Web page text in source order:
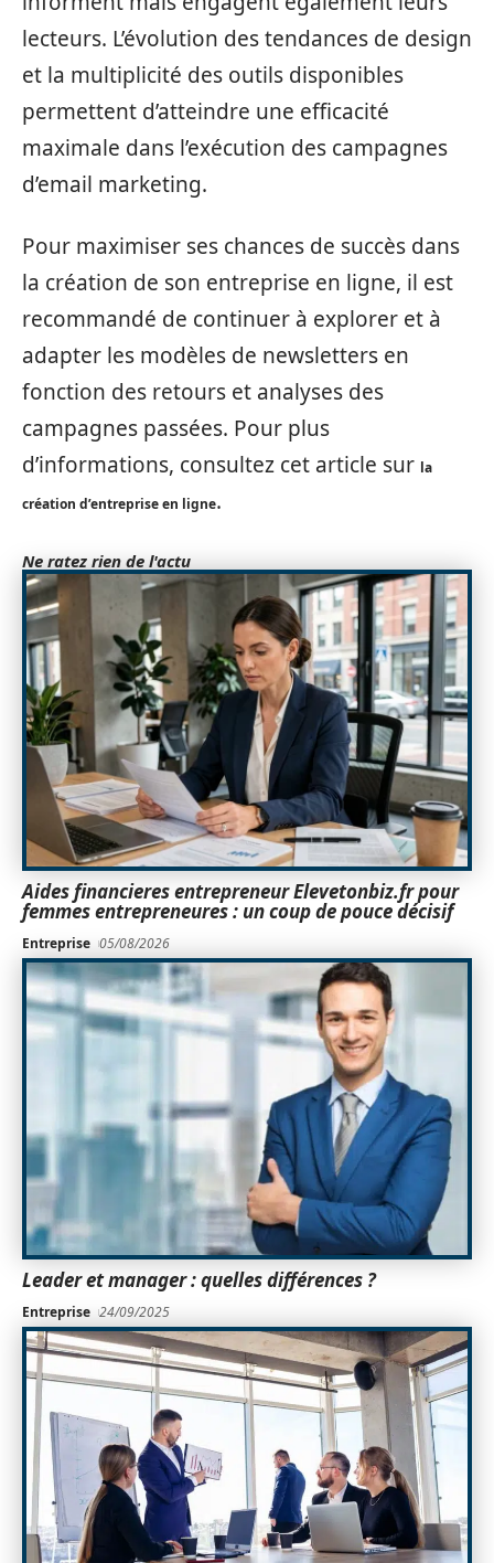
lecteurs. L’évolution des tendances de design
et la multiplicité des outils disponibles
permettent d’atteindre une efficacité
maximale dans l’exécution des campagnes
d’email marketing.
Pour maximiser ses chances de succès dans
la création de son entreprise en ligne, il est
recommandé de continuer à explorer et à
adapter les modèles de newsletters en
fonction des retours et analyses des
campagnes passées. Pour plus
d’informations, consultez cet article sur la
création d’entreprise en ligne.
Ne ratez rien de l'actu
Aides financieres entrepreneur Elevetonbiz.fr pour
femmes entrepreneures : un coup de pouce décisif
Entreprise 05/08/2026
Leader et manager : quelles différences ?
Entreprise 24/09/2025